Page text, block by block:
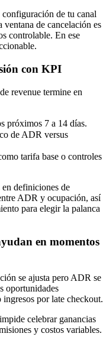
de tu canal
ventana de cancelación es
controlable. En ese
con KPI
revenue termine en
próximos 7 a 14 días.
de ADR versus
tarifa base o controles
en definiciones de
ADR y ocupación, así
para elegir la palanca
en momentos
se ajusta pero ADR se
oportunidades
ingresos por late checkout.
celebrar ganancias
y costos variables.